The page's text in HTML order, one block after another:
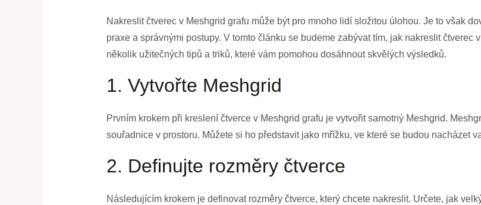
Nakreslit čtverec v Meshgrid grafu může být pro mnoho lidí složitou úlohou. Je to však
praxe a správnými postupy. V tomto článku se budeme zabývat tím, jak nakreslit čtverec
několik užitečných tipů a triků, které vám pomohou dosáhnout skvělých výsledků.
1. Vytvořte Meshgrid
Prvním krokem při kreslení čtverce v Meshgrid grafu je vytvořit samotný Meshgrid.
souřadnice v prostoru. Můžete si ho představit jako mřížku, ve které se budou nacházet
2. Definujte rozměry čtverce
Následujícím krokem je definovat rozměry čtverce, který chcete nakreslit. Určete, jak